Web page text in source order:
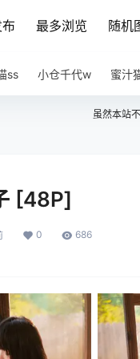
最多浏览 随机
ss 小仓千代w 蜜汁
虽然本站
[48P]
0 686